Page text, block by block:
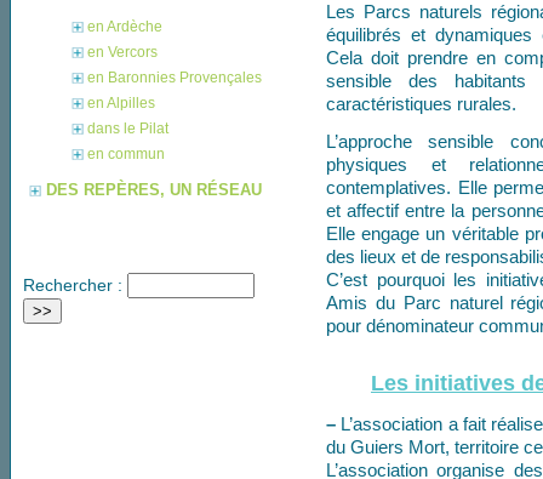
Les Parcs naturels
équilibrés et
Cela doit prendre en
sensible des
caractéristiques rurales.
L’approche sensible
physiques et
contemplatives. Elle
et affectif entre la
Elle engage un véritable
des lieux et de
C’est pourquoi les
Amis du Parc naturel
pour dénominateur
Les initiatives
– L’association a fait
du Guiers Mort, territoire
L’association organise
en Ardèche
en Vercors
en Baronnies Provençales
en Alpilles
dans le Pilat
en commun
DES REPÈRES, UN RÉSEAU
Rechercher :